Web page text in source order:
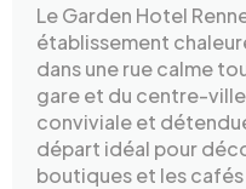
Le Garden Hotel
établissement
dans une rue calme
gare et du centre-
conviviale et
départ idéal pour
boutiques et les